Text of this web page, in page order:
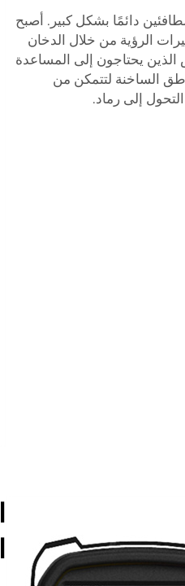
دائمًا بشكل كبير. أصبح
الرؤية من خلال الدخان
يحتاجون إلى المساعدة
الساخنة لتتمكن من
إلى رماد.